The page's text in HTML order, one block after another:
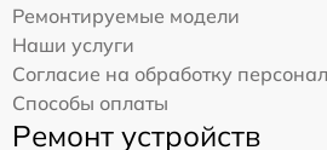
Ремонтируемые модели
Наши услуги
Согласие на обработку
Способы оплаты
Ремонт устройств